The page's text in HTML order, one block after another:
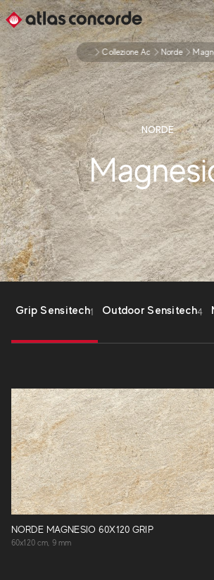
... Collezione Ac Norde
NORDE
Grip Sensitech1 Outdoor Sensitech4
NORDE MAGNESIO 60X120 GRIP
60x120 cm, 9 mm